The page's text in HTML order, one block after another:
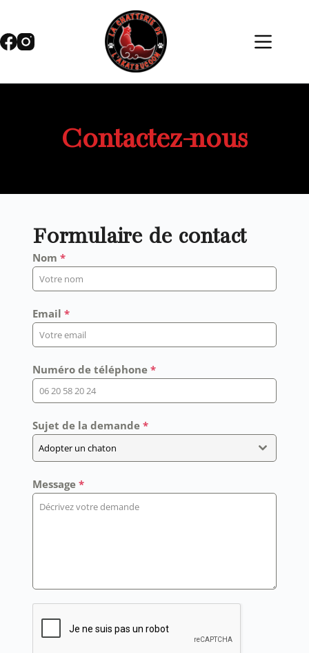
Contactez-nous
Formulaire de contact
Nom*
Email*
Numéro de téléphone*
Sujet de la demande*
Adopter un chaton
Message*